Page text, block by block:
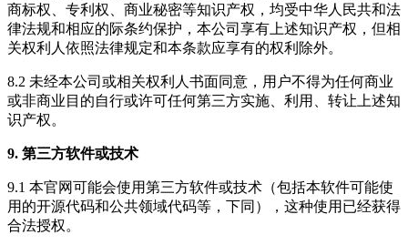
商标权、专利权、商业秘密等知识产权，均受中华人民共和法
律法规和相应的际条约保护，本公司享有上述知识产权，但相
关权利人依照法律规定和本条款应享有的权利除外。
8.2 未经本公司或相关权利人书面同意，用户不得为任何商业
或非商业目的自行或许可任何第三方实施、利用、转让上述知
识产权。
9. 第三方软件或技术
9.1 本官网可能会使用第三方软件或技术（包括本软件可能使
用的开源代码和公共领域代码等，下同），这种使用已经获得
合法授权。